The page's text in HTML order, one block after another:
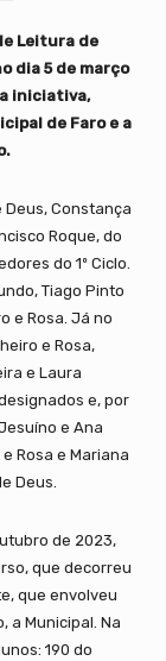
Leitura de
dia 5 de março
iniciativa,
de Faro e a
Deus, Constança
Roque, do
do 1º Ciclo.
Tiago Pinto
e Rosa. Já no
e Rosa,
e Laura
e, por
e Ana
Rosa e Mariana
Deus.
de 2023,
que decorreu
que envolveu
a Municipal. Na
190 do